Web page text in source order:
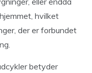
hvilket
der er forbundet
betyder